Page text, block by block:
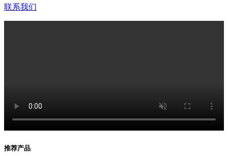
联系我们
推荐产品